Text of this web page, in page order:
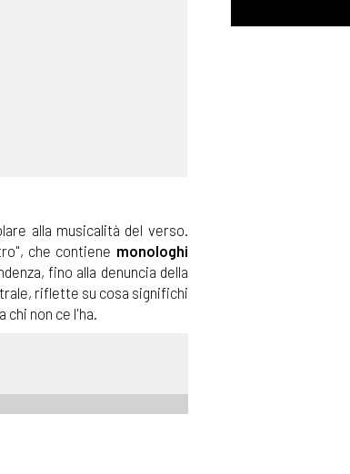
alla musicalità del verso.
che contiene monologhi
fino alla denuncia della
riflette su cosa significhi
chi non ce l'ha.